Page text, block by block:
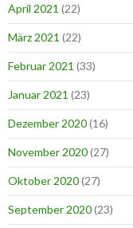
April 2021 (22)
März 2021 (22)
Februar 2021 (33)
Januar 2021 (23)
Dezember 2020(16)
November 2020(27)
Oktober 2020(27)
September 2020(23)